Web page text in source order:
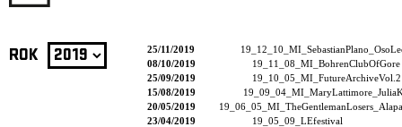
ROK 25/11/2019
08/10/2019
19_11_08_MI_BohrenClubOfGore
25/09/2019
19_10_05_MI_FutureArchiveVol.2
15/08/2019
20/05/2019
23/04/2019
19_05_09_LEfestival